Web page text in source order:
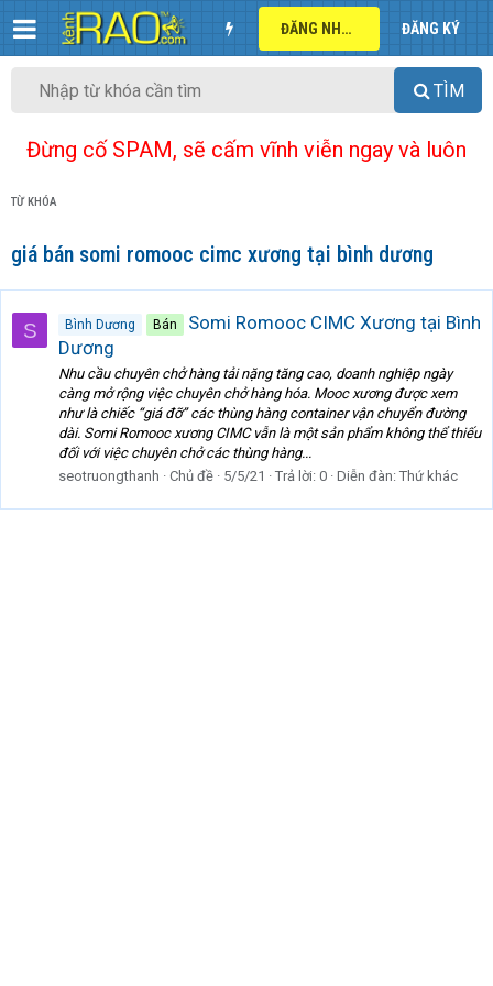
ĐĂNG NHẬP ĐĂNG KÝ
TÌM
Đừng cố SPAM, sẽ cấm vĩnh viễn ngay và luôn
TỪ KHÓA
giá bán somi romooc cimc xương tại bình dương
S Bình Dương Bán
Somi Romooc CIMC Xương tại Bình
Dương
Nhu cầu chuyên chở hàng tải nặng tăng cao, doanh nghiệp ngày
càng mở rộng việc chuyên chở hàng hóa. Mooc xương được xem
như là chiếc “giá đỡ” các thùng hàng container vận chuyển đường
dài. Somi Romooc xương CIMC vẫn là một sản phẩm không thể thiếu
đối với việc chuyên chở các thùng hàng...
seotruongthanh
Chủ đề 5/5/21 Trả lời: 0 Diễn đàn: Thứ khác